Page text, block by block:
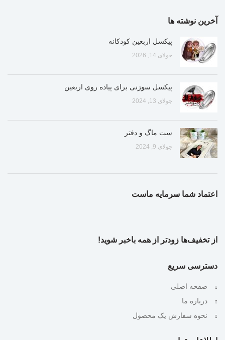
آخرین نوشته ها
پیکسل اربعین کودکانه
جولای 14, 2026
پیکسل سوزنی برای پیاده روی اربعین
جولای 13, 2024
ست ماگ و دفتر
جولای 9, 2024
اعتماد شما سرمایه ماست
از تخفیف‌ها زودتر از همه باخبر شوید!
دسترسی سریع
صفحه اصلی
درباره ما
نحوه سفارش یک محصول